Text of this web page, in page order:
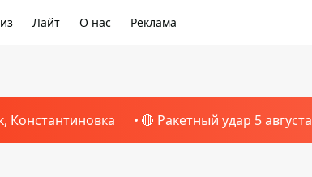
Лайт О нас Реклама
Константиновка 🔴 Ракетный удар 5 августа